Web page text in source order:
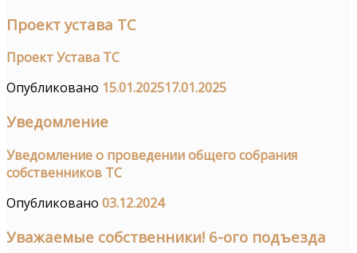
Проект устава ТС
Проект Устава ТС
Опубликовано 15.01.202517.01.2025
Уведомление
Уведомление о проведении общего собрания
собственников ТС
Опубликовано 03.12.2024
Уважаемые собственники! 6-ого подъезда